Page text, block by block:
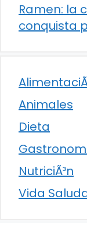
Ramen: la
conquista
Animales
Dieta
NutriciÃ³n
Vida